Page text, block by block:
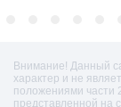
Внимание! Данный
характер и не
положениями части
представленной на